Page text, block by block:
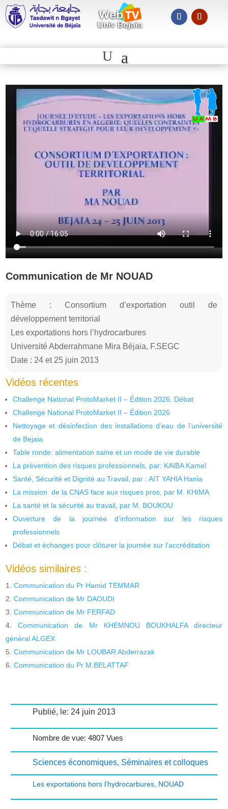
Communication de Mr NOUAD
Thème : Consortium d’exportation outil de
développement territorial
Les exportations hors l’hydrocarbures
Université Abderrahmane Mira Béjaia, F.SEGC
Date : 24 et 25 juin 2013
Vidéos récentes
Challenge National ProtoMarket II – Édition 2026. Débat
Challenge National ProtoMarket II – Édition 2026
Nettoyage et désinfection des installations d’eau de l’université
de Bejaia
Table ronde: alimentation saine et un mode de vie durable
La prévention des risques professionnels, par: KAIBA Kamel
Santé, Sécurité et Dignité au Travail, par : AIT YAHIA Hania
La mission de la CNAS face aux risques pros, par M. KHIMA
La santé et la sécurité au travail, par M. BOUKOU
Ouverture de la journée d’information sur les risques
professionnels
Débat et échanges pour clôturer la journée sur l’accréditation
Vidéos similaires :
Communication du Pr Hamid TEMMAR
Communication de Mr DAOUDI
Communication de Mr FERFAD
Communication de Mr KHEMNOU BOUKHALFA directeur
général ALGEX
Communication de Mr LOUBAR Abderrazak
Communication du Pr M.BELATTAF
Publié, le: 24 juin 2013
Nombre de vue: 4807 Vues
Sciences économiques, Séminaires et colloques
Les exportations hors l’hydrocarbures, NOUAD